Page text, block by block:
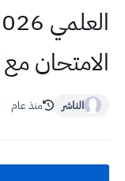
الامتحان
الناشر منذ عام